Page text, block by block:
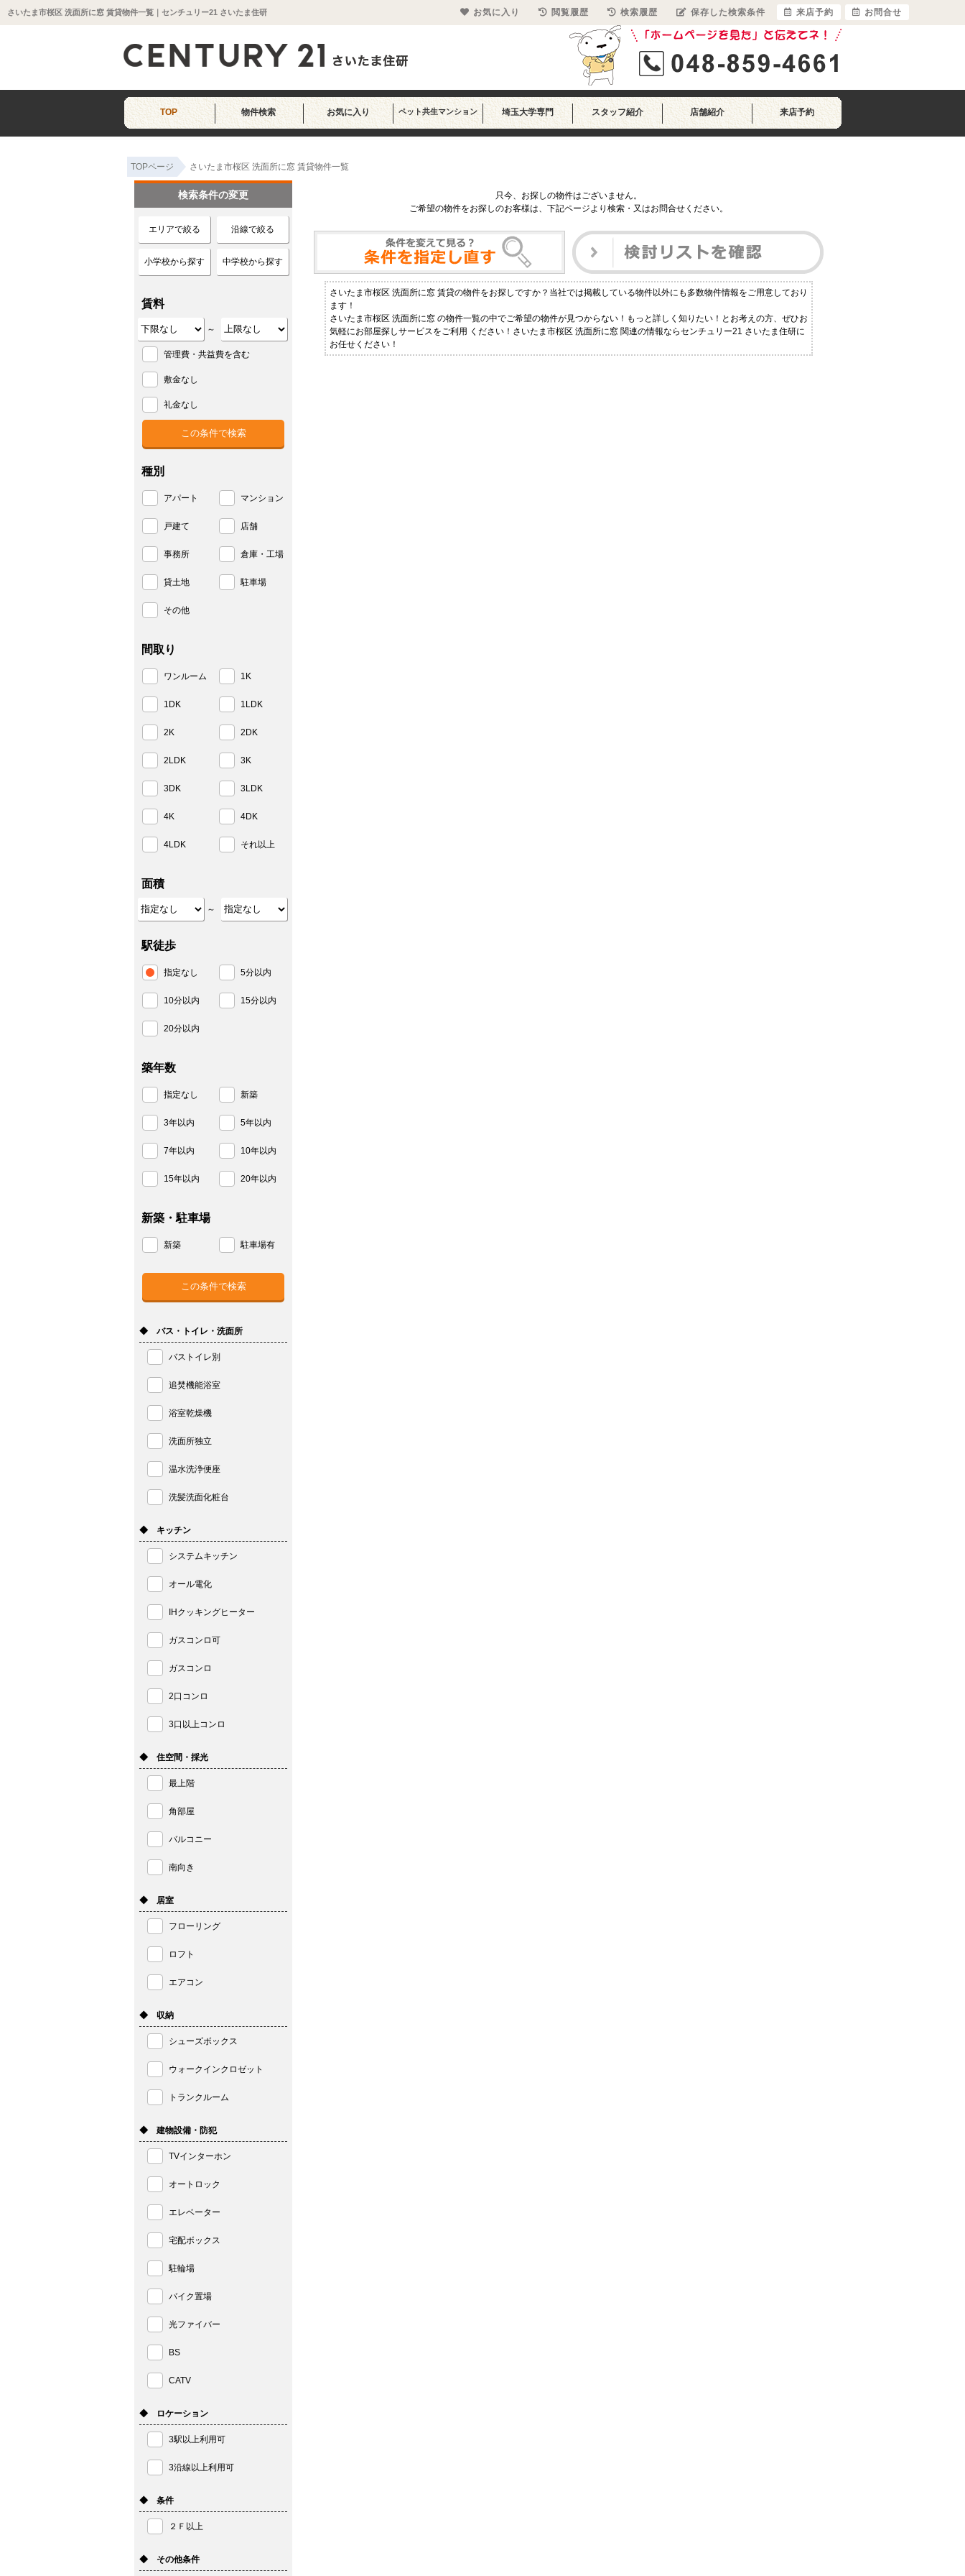
さいたま市桜区 洗面所に窓 賃貸物件一覧｜センチュリー21 さいたま住研
TOP 物件検索 お気に入り ペット共生マンション 埼玉大学専門 スタッフ紹介 店舗紹介 来店予約
TOPページ さいたま市桜区 洗面所に窓 賃貸物件一覧
只今、お探しの物件はございません。
ご希望の物件をお探しのお客様は、下記ページより検索・又はお問合せください。
さいたま市桜区 洗面所に窓 賃貸の物件をお探しですか？当社では掲載している物件以外にも多数物件情報をご用意しており
ます！
さいたま市桜区 洗面所に窓 の物件一覧の中でご希望の物件が見つからない！もっと詳しく知りたい！とお考えの方、ぜひお
気軽にお部屋探しサービスをご利用 ください！さいたま市桜区 洗面所に窓 関連の情報ならセンチュリー21 さいたま住研に
お任せください！
検索条件の変更
エリアで絞る 沿線で絞る
小学校から探す 中学校から探す
賃料
～
管理費・共益費を含む
敷金なし
礼金なし
種別
アパート マンション
戸建て 店舗
事務所 倉庫・工場
貸土地 駐車場
その他
間取り
ワンルーム 1K
1DK 1LDK
2K 2DK
2LDK 3K
3DK 3LDK
4K 4DK
4LDK それ以上
面積
～
駅徒歩
指定なし 5分以内
10分以内 15分以内
20分以内
築年数
指定なし 新築
3年以内 5年以内
7年以内 10年以内
15年以内 20年以内
新築・駐車場
新築 駐車場有
◆ バス・トイレ・洗面所
バストイレ別
追焚機能浴室
浴室乾燥機
洗面所独立
温水洗浄便座
洗髪洗面化粧台
◆ キッチン
システムキッチン
オール電化
IHクッキングヒーター
ガスコンロ可
ガスコンロ
2口コンロ
3口以上コンロ
◆ 住空間・採光
最上階
角部屋
バルコニー
南向き
◆ 居室
フローリング
ロフト
エアコン
◆ 収納
シューズボックス
ウォークインクロゼット
トランクルーム
◆ 建物設備・防犯
TVインターホン
オートロック
エレベーター
宅配ボックス
駐輪場
バイク置場
光ファイバー
BS
CATV
◆ ロケーション
3駅以上利用可
3沿線以上利用可
◆ 条件
２Ｆ以上
◆ その他条件
お気に入り 閲覧履歴 検索履歴 保存した検索条件 来店予約 お問合せ